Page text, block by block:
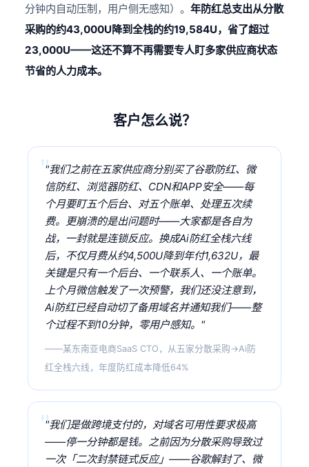
分钟内自动压制，用户侧无感知）。年防红总支出从分散
采购的约43,000U降到全栈的约19,584U，省了超过
23,000U——这还不算不再需要专人盯多家供应商状态
节省的人力成本。
客户怎么说？
"我们之前在五家供应商分别买了谷歌防红、微
信防红、浏览器防红、CDN和APP安全——每
个月要盯五个后台、对五个账单、处理五次续
费。更崩溃的是出问题时——大家都是各自为
战，一封就是连锁反应。换成Ai防红全栈六线
后，不仅月费从约4,500U降到年付1,632U，最
关键是只有一个后台、一个联系人、一个账单。
上个月微信触发了一次预警，我们还没注意到，
Ai防红已经自动切了备用域名并通知我们——整
个过程不到10分钟，零用户感知。"
——某东南亚电商SaaS CTO，从五家分散采购→Ai防
红全栈六线，年度防红成本降低64%
"我们是做跨境支付的，对域名可用性要求极高
——停一分钟都是钱。之前因为分散采购导致过
一次「二次封禁链式反应」——谷歌解封了、微